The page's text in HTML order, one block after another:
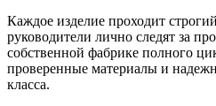
Каждое изделие проходит
руководители лично следят за
собственной фабрике полного
проверенные материалы и
класса.